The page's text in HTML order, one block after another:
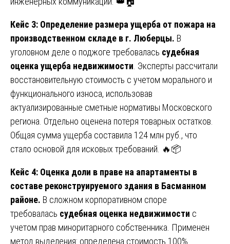
Кейс 3: Определение размера ущерба от пожара на
производственном складе в г. Люберцы. В
уголовном деле о поджоге требовалась судебная
оценка ущерба недвижимости . Эксперты рассчитали
восстановительную стоимость с учетом морального и
функционального износа, использовав
актуализированные сметные нормативы Московского
региона. Отдельно оценена потеря товарных остатков.
Общая сумма ущерба составила 124 млн руб., что
стало основой для исковых требований. 🔥📦
Кейс 4: Оценка доли в праве на апартаменты в
составе реконструируемого здания в Басманном
районе. В сложном корпоративном споре
требовалась судебная оценка недвижимости с
учетом прав миноритарного собственника. Применен
метод выделения: определена стоимость 100%